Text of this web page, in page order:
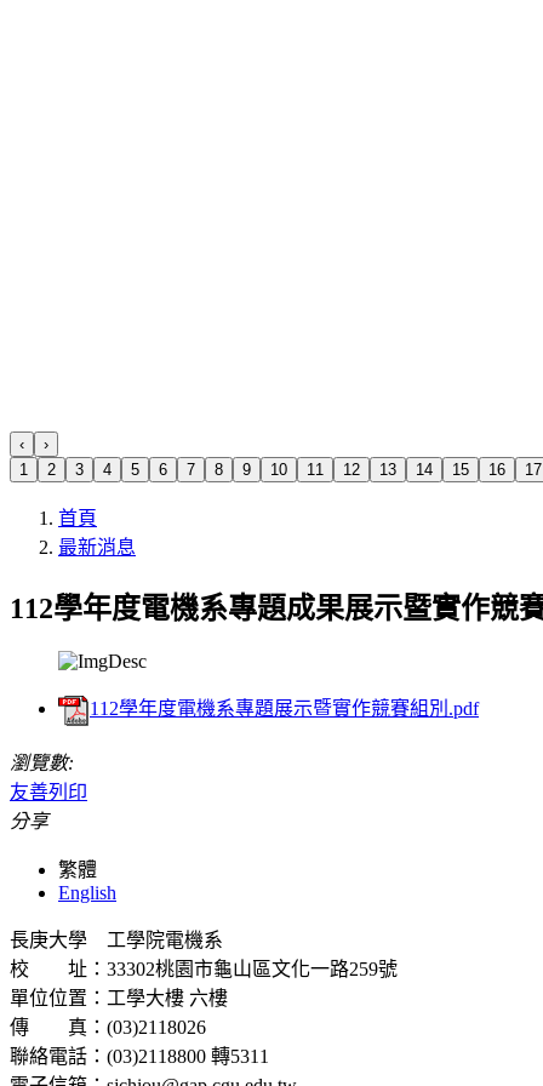
‹
›
1
2 3 4 5 6 7 8 9 10 11 12 13 14 15 16 17
首頁
最新消息
112學年度電機系專題成果展示暨實作競
112學年度電機系專題展示暨實作競賽組別.pdf
瀏覽數:
友善列印
分享
繁體
English
長庚大學 工學院電機系
校 址：33302桃園市龜山區文化一路259號
單位位置：工學大樓 六樓
傳 真：(03)2118026
聯絡電話：(03)2118800 轉5311